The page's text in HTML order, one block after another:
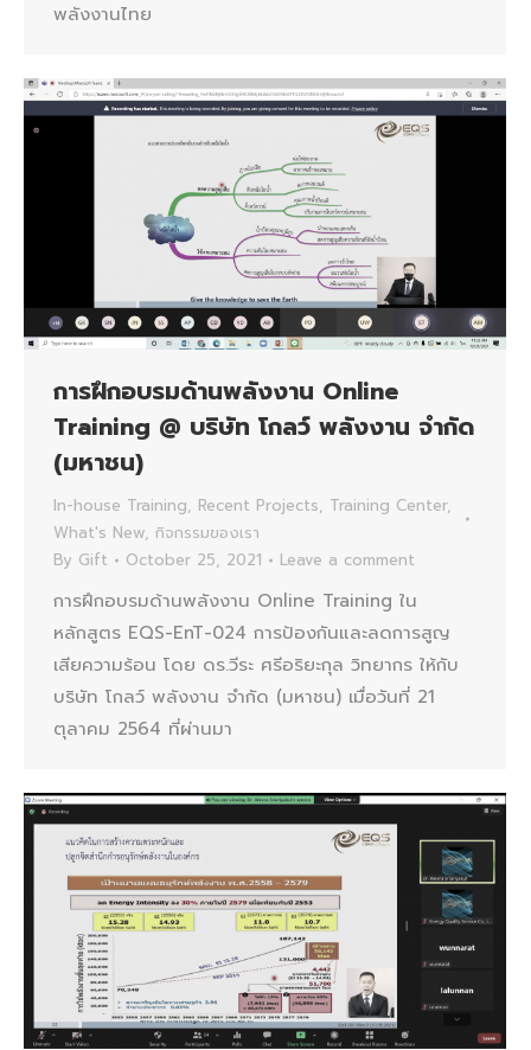
พลังงานไทย
การฝึกอบรมด้านพลังงาน Online
Training @ บริษัท โกลว์ พลังงาน จำกัด
(มหาชน)
In-house Training, Recent Projects, Training Center,
What's New, กิจกรรมของเรา
By Gift October 25, 2021 Leave a comment
การฝึกอบรมด้านพลังงาน Online Training ใน
หลักสูตร EQS-EnT-024 การป้องกันและลดการสูญ
เสียความร้อน โดย ดร.วีระ ศรีอริยะกุล วิทยากร ให้กับ
บริษัท โกลว์ พลังงาน จำกัด (มหาชน) เมื่อวันที่ 21
ตุลาคม 2564 ที่ผ่านมา